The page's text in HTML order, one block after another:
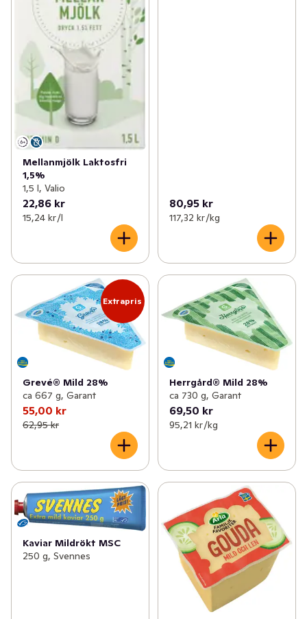
Mellanmjölk Laktosfri
1,5%
1,5 l, Valio
22,86 kr
15,24 kr /l
80,95 kr
117,32 kr /kg
Extrapris
Grevé® Mild 28%
ca 667 g, Garant
55,00 kr
62,95 kr
Herrgård® Mild 28%
ca 730 g, Garant
69,50 kr
95,21 kr /kg
Kaviar Mildrökt MSC
250 g, Svennes